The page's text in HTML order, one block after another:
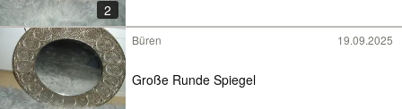
2
Büren 19.09.2025
Große Runde Spiegel